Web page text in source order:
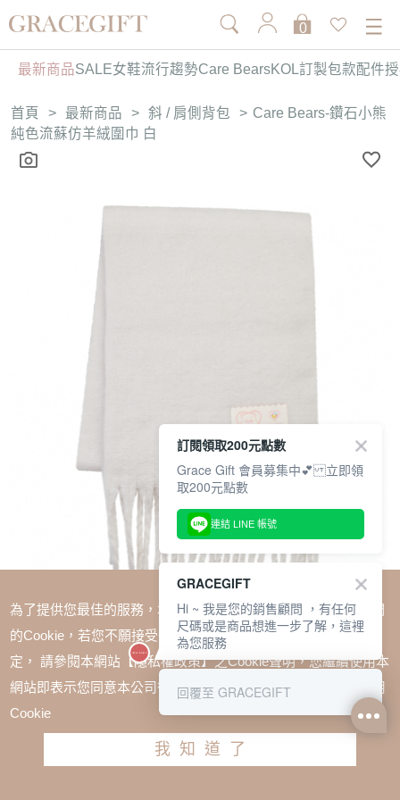
0
最新商品SALE女鞋流行趨勢Care BearsKOL訂製包款配件
首頁 > 最新商品 > 斜 / 肩側背包 > Care Bears-鑽石小熊
純色流蘇仿羊絨圍巾 白
Care Bears-鑽石小熊純色流蘇仿羊絨圍巾 白
為了提供您最佳的服務，本網站會在您的電腦中放置並取用我們
的Cookie，若您不願接受Cookie時應如何變更電腦的Cookie設
定， 請參閱本網站【隱私權政策】之Cookie聲明，您繼續使用本
網站即表示您同意本公司得按本網站使用條款之Cookie聲明使用
Cookie
我知道了
訂閱領取200元點數
Grace Gift 會員募集中💕 立即領
取200元點數
連結 LINE 帳號
GRACEGIFT
Hi ~ 我是您的銷售顧問 ，有任何
尺碼或是商品想進一步了解，這裡
為您服務
回覆至 GRACEGIFT